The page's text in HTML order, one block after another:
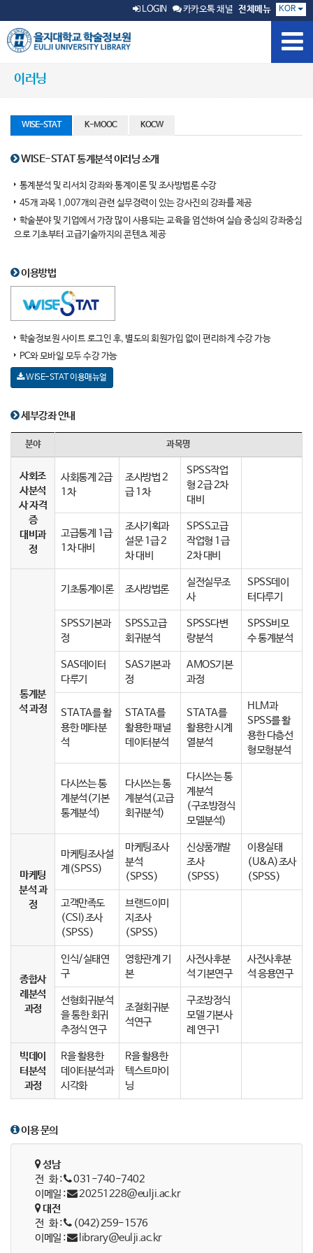
LOGIN 카카오톡 채널 전체메뉴 KOR
이러닝
WISE-STAT K-MOOC KOCW
WISE-STAT 통계분석 이러닝 소개
통계분석 및 리서치 강좌와 통계이론 및 조사방법론 수강
45개 과목 1,007개의 관련 실무경력이 있는 강사진의 강좌를 제공
학술분야 및 기업에서 가장 많이 사용되는 교육을 엄선하여 실습 중심의 강좌중심
으로 기초부터 고급기술까지의 콘텐츠 제공
이용방법
학술정보원 사이트 로그인 후, 별도의 회원가입 없이 편리하게 수강 가능
PC와 모바일 모두 수강 가능
WISE-STAT 이용매뉴얼
세부강좌 안내
분야 과목명
사회조
사분석
사 자격
증
대비과
정
사회통계 2급
1차
조사방법 2
급 1차
SPSS작업
형 2급 2차
대비
고급통계 1급
1차 대비
조사기획과
설문 1급 2
차 대비
SPSS고급
작업형 1급
2차 대비
통계분
석 과정
기초통계이론 조사방법론
실전실무조
사
SPSS데이
터다루기
SPSS기본과
정
SPSS고급
회귀분석
SPSS다변
량분석
SPSS비모
수 통계분석
SAS데이터
다루기
SAS기본과
정
AMOS기본
과정
STATA를 활
용한 메타분
석
STATA를
활용한 패널
데이터분석
STATA를
활용한 시계
열분석
HLM과
SPSS를 활
용한 다층선
형모형분석
다시쓰는 통
계분석(기본
통계분석)
다시쓰는 통
계분석(고급
회귀분석)
다시쓰는 통
계분석
(구조방정식
모델분석)
마케팅
분석 과
정
마케팅조사설
계(SPSS)
마케팅조사
분석
(SPSS)
신상품개발
조사
(SPSS)
이용실태
(U&A)조사
(SPSS)
고객만족도
(CSI)조사
(SPSS)
브랜드이미
지조사
(SPSS)
종합사
례분석
과정
인식/실태연
구
영향관계 기
본
사전사후분
석 기본연구
사전사후분
석 응용연구
선형회귀분석
을 통한 회귀
추정식 연구
조절회귀분
석연구
구조방정식
모델 기본사
례 연구1
빅데이
터분석
과정
R을 활용한
데이터분석과
시각화
R을 활용한
텍스트마이
닝
이용 문의
성남
전 화 :
031-740-7402
이메일 :
20251228@eulji.ac.kr
대전
전 화 :
(042)259-1576
이메일 :
library@eulji.ac.kr